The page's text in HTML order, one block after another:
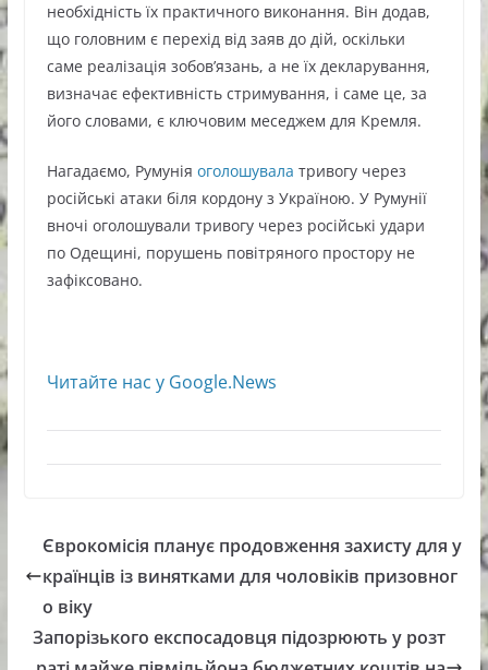
необхідність їх практичного виконання. Він додав,
що головним є перехід від заяв до дій, оскільки
саме реалізація зобов’язань, а не їх декларування,
визначає ефективність стримування, і саме це, за
його словами, є ключовим меседжем для Кремля.
Нагадаємо, Румунія оголошувала тривогу через
російські атаки біля кордону з Україною. У Румунії
вночі оголошували тривогу через російські удари
по Одещині, порушень повітряного простору не
зафіксовано.
Читайте нас у Google.News
Єврокомісія планує продовження захисту для у
країнців із винятками для чоловіків призовног
о віку
Запорізького експосадовця підозрюють у розт